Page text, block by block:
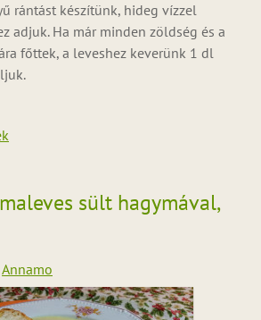
rántást készítünk, hideg vízzel
adjuk. Ha már minden zöldség és a
főttek, a leveshez keverünk 1 dl
sült hagymával,
Annamo